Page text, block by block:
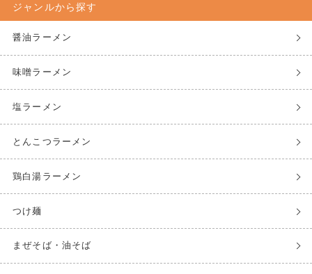
ジャンルから探す
醤油ラーメン
味噌ラーメン
塩ラーメン
とんこつラーメン
鶏白湯ラーメン
つけ麺
まぜそば・油そば